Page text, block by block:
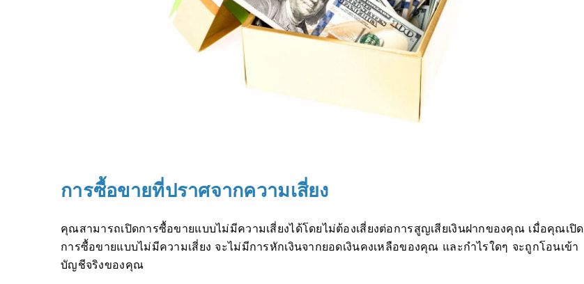
การซื้อขายที่ปราศจากความเสี่ยง
คุณสามารถเปิดการซื้อขายแบบไม่มีความเสี่ยงได้โดยไม่ต้องเสี่ยงต่อการสูญเสียเงินฝากของคุณ เมื่อคุณเปิด
การซื้อขายแบบไม่มีความเสี่ยง จะไม่มีการหักเงินจากยอดเงินคงเหลือของคุณ และกำไรใดๆ จะถูกโอนเข้า
บัญชีจริงของคุณ